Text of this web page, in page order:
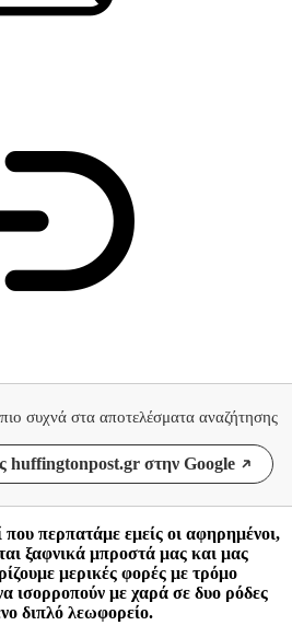
συχνά στα αποτελέσματα αναζήτησης
huffingtonpost.gr στην Google
περπατάμε εμείς οι αφηρημένοι,
ξαφνικά μπροστά μας και μας
μερικές φορές με τρόμο
ισορροπούν με χαρά σε δυο ρόδες
διπλό λεωφορείο.